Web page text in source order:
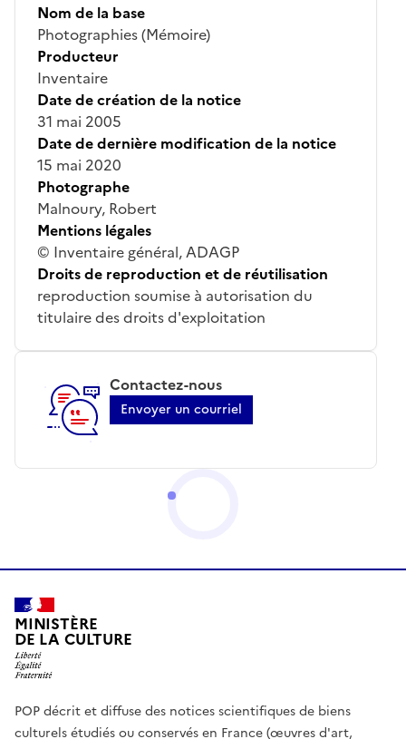
Nom de la base
Photographies (Mémoire)
Producteur
Inventaire
Date de création de la notice
31 mai 2005
Date de dernière modification de la notice
15 mai 2020
Photographe
Malnoury, Robert
Mentions légales
© Inventaire général, ADAGP
Droits de reproduction et de réutilisation
reproduction soumise à autorisation du
titulaire des droits d'exploitation
Contactez-nous
Envoyer un courriel
MINISTÈRE
DE LA CULTURE
POP décrit et diffuse des notices scientifiques de biens
culturels étudiés ou conservés en France (œuvres d'art,